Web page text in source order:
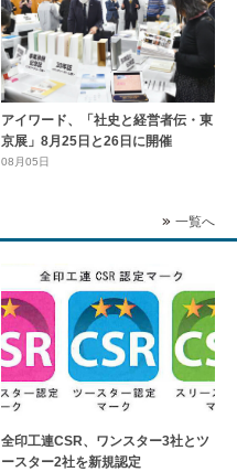
アイワード、「社史と経営者伝・東
京展」8月25日と26日に開催
08月05日
一覧へ
全印工連CSR、ワンスター3社とツ
ースター2社を新規認定